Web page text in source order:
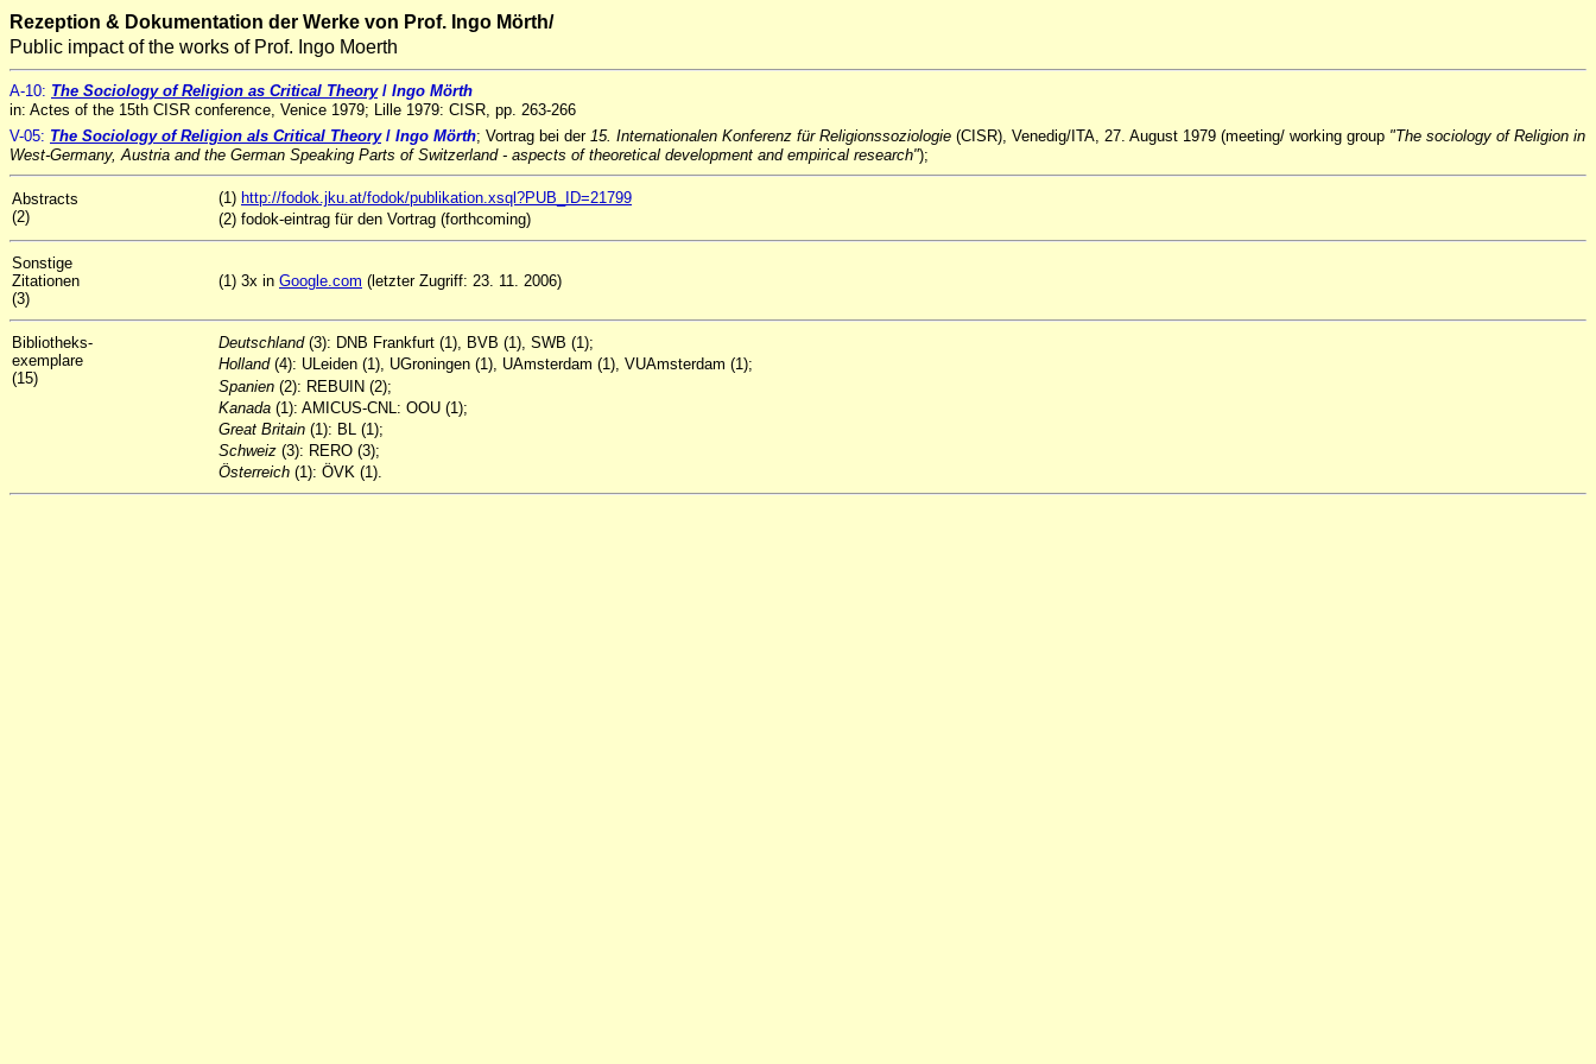
Rezeption & Dokumentation der Werke von Prof. Ingo Mörth/
Public impact of the works of Prof. Ingo Moerth
A-10: The Sociology of Religion as Critical Theory/ Ingo Mörth
in: Actes of the 15th CISR conference, Venice 1979; Lille 1979: CISR, pp. 263-266
V-05: The Sociology of Religion als Critical Theory / Ingo Mörth; Vortrag bei der 15. Internationalen Konferenz für Religionssoziologie (CISR), Venedig/ITA, 27. August 1979 (meeting/ working group "The sociology of Religion in
West-Germany, Austria and the German Speaking Parts of Switzerland - aspects of theoretical development and empirical research");
Abstracts
(2)
(1) http://fodok.jku.at/fodok/publikation.xsql?PUB_ID=21799
(2) fodok-eintrag für den Vortrag (forthcoming)
Sonstige
Zitationen
(3)
(1) 3x in Google.com (letzter Zugriff: 23. 11. 2006)
Bibliotheks-
exemplare
(15)
Deutschland(3): DNB Frankfurt (1), BVB (1), SWB (1);
Holland(4): ULeiden (1), UGroningen (1), UAmsterdam (1), VUAmsterdam (1);
Spanien (2): REBUIN (2);
Kanada (1): AMICUS-CNL: OOU (1);
Great Britain (1): BL (1);
Schweiz (3): RERO (3);
Österreich (1): ÖVK (1).